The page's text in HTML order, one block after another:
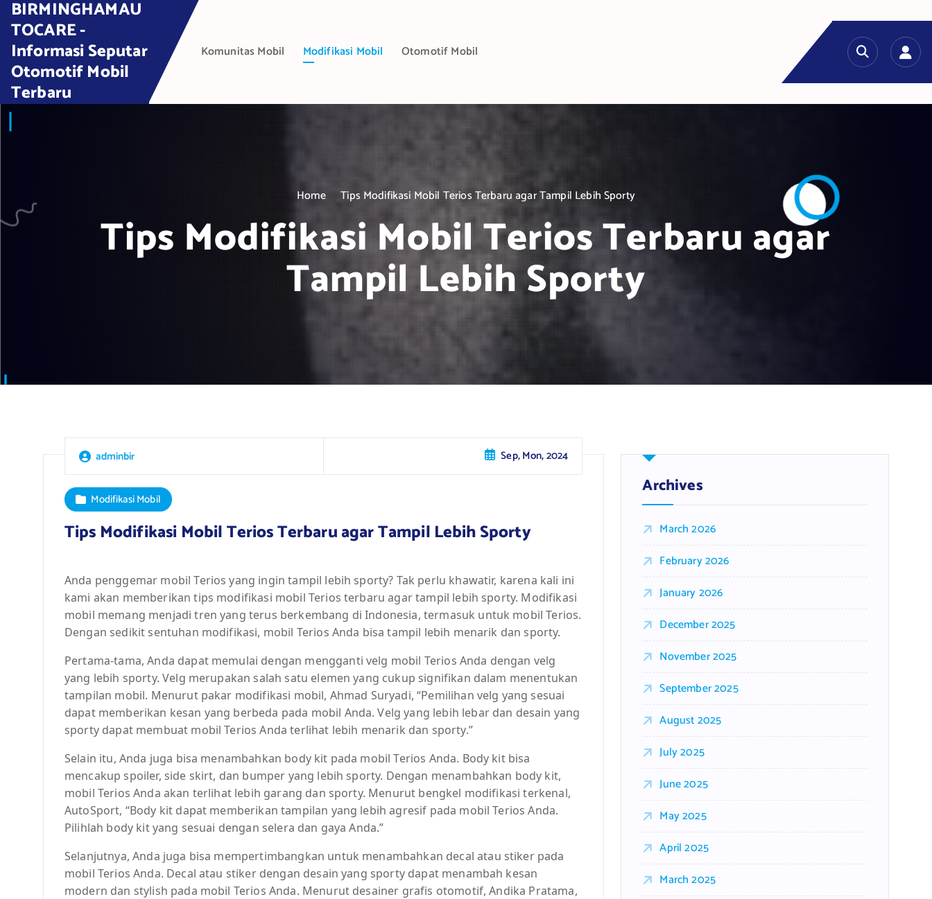
t
BIRMINGHAMAU
TOCARE -
Informasi Seputar
Otomotif Mobil
Terbaru
Komunitas Mobil Modifikasi Mobil Otomotif Mobil
Home Tips Modifikasi Mobil Terios Terbaru agar Tampil Lebih Sporty
Tips Modifikasi Mobil Terios Terbaru agar
Tampil Lebih Sporty
adminbir Sep, Mon, 2024
Modifikasi Mobil
Tips Modifikasi Mobil Terios Terbaru agar Tampil Lebih Sporty
Anda penggemar mobil Terios yang ingin tampil lebih sporty? Tak perlu khawatir, karena kali ini
kami akan memberikan tips modifikasi mobil Terios terbaru agar tampil lebih sporty. Modifikasi
mobil memang menjadi tren yang terus berkembang di Indonesia, termasuk untuk mobil Terios.
Dengan sedikit sentuhan modifikasi, mobil Terios Anda bisa tampil lebih menarik dan sporty.
Pertama-tama, Anda dapat memulai dengan mengganti velg mobil Terios Anda dengan velg
yang lebih sporty. Velg merupakan salah satu elemen yang cukup signifikan dalam menentukan
tampilan mobil. Menurut pakar modifikasi mobil, Ahmad Suryadi, “Pemilihan velg yang sesuai
dapat memberikan kesan yang berbeda pada mobil Anda. Velg yang lebih lebar dan desain yang
sporty dapat membuat mobil Terios Anda terlihat lebih menarik dan sporty.”
Selain itu, Anda juga bisa menambahkan body kit pada mobil Terios Anda. Body kit bisa
mencakup spoiler, side skirt, dan bumper yang lebih sporty. Dengan menambahkan body kit,
mobil Terios Anda akan terlihat lebih garang dan sporty. Menurut bengkel modifikasi terkenal,
AutoSport, “Body kit dapat memberikan tampilan yang lebih agresif pada mobil Terios Anda.
Pilihlah body kit yang sesuai dengan selera dan gaya Anda.”
Selanjutnya, Anda juga bisa mempertimbangkan untuk menambahkan decal atau stiker pada
mobil Terios Anda. Decal atau stiker dengan desain yang sporty dapat menambah kesan
modern dan stylish pada mobil Terios Anda. Menurut desainer grafis otomotif, Andika Pratama,
Archives
March 2026
February 2026
January 2026
December 2025
November 2025
September 2025
August 2025
July 2025
June 2025
May 2025
April 2025
March 2025